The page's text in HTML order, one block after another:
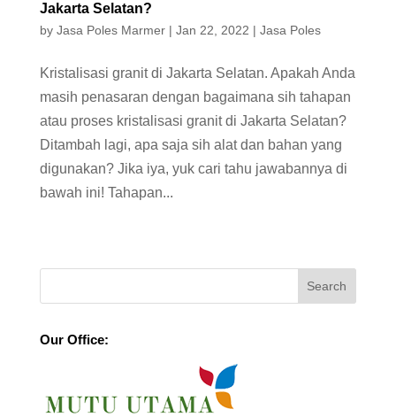
Jakarta Selatan?
by Jasa Poles Marmer| Jan 22, 2022 | Jasa Poles
Kristalisasi granit di Jakarta Selatan. Apakah Anda
masih penasaran dengan bagaimana sih tahapan
atau proses kristalisasi granit di Jakarta Selatan?
Ditambah lagi, apa saja sih alat dan bahan yang
digunakan? Jika iya, yuk cari tahu jawabannya di
bawah ini! Tahapan...
Our Office: